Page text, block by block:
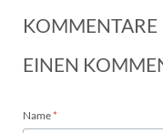
KOMMENTARE
EINEN
Pflichtfeld
Name*